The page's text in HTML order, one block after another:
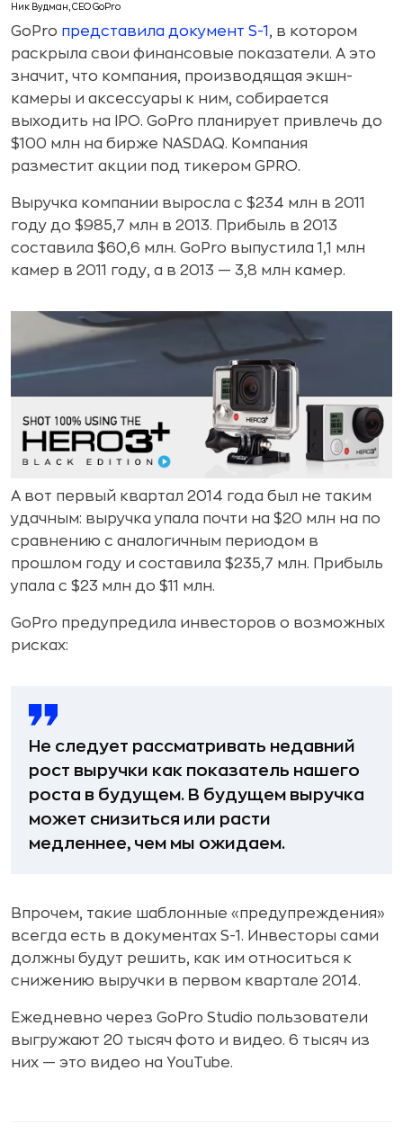
Ник Вудман, CEO GoPro
GoPro представила документ S-1 , в котором
раскрыла свои финансовые показатели. А это
значит, что компания, производящая экшн-
камеры и аксессуары к ним, собирается
выходить на IPO. GoPro планирует привлечь до
$100 млн на бирже NASDAQ. Компания
разместит акции под тикером GPRO.
Выручка компании выросла с $234 млн в 2011
году до $985,7 млн в 2013. Прибыль в 2013
составила $60,6 млн. GoPro выпустила 1,1 млн
камер в 2011 году, а в 2013 — 3,8 млн камер.
А вот первый квартал 2014 года был не таким
удачным: выручка упала почти на $20 млн на по
сравнению с аналогичным периодом в
прошлом году и составила $235,7 млн. Прибыль
упала с $23 млн до $11 млн.
GoPro предупредила инвесторов о возможных
рисках:
Не следует рассматривать недавний
рост выручки как показатель нашего
роста в будущем. В будущем выручка
может снизиться или расти
медленнее, чем мы ожидаем.
Впрочем, такие шаблонные «предупреждения»
всегда есть в документах S-1. Инвесторы сами
должны будут решить, как им относиться к
снижению выручки в первом квартале 2014.
Ежедневно через GoPro Studio пользователи
выгружают 20 тысяч фото и видео. 6 тысяч из
них — это видео на YouTube.